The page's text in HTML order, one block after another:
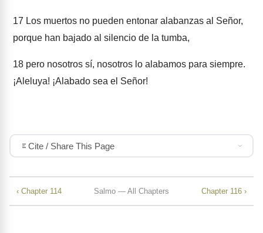
17 Los muertos no pueden entonar alabanzas al Señor,
porque han bajado al silencio de la tumba,
18 pero nosotros sí, nosotros lo alabamos para siempre.
¡Aleluya! ¡Alabado sea el Señor!
Cite / Share This Page
‹ Chapter 114 Salmo — All Chapters Chapter 116 ›